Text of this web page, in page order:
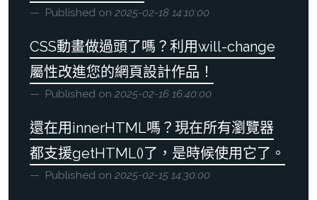
Published on 2025-02-18 14:10:00
CSS動畫做過頭了嗎？利用will-change
屬性改進您的網頁設計作品！
Published on 2025-02-16 16:40:00
還在用innerHTML嗎？現在所有瀏覽器
都支援getHTML()了，是時候使用它了。
Published on 2025-02-15 14:30:00